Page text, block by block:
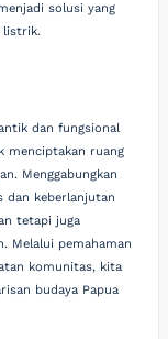
solusi yang
listrik.
dan fungsional
menciptakan ruang
Menggabungkan
dan keberlanjutan
tetapi juga
Melalui pemahaman
komunitas, kita
budaya Papua